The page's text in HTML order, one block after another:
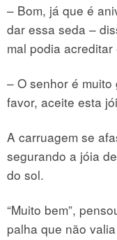
– Bom, já que é
dar essa seda –
mal podia
– O senhor é
favor, aceite esta
A carruagem se
segurando a jóia
do sol.
“Muito bem”,
palha que não